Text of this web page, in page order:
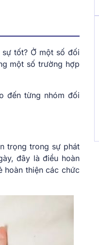
tốt? Ở một số đối
một số trường hợp
đến từng nhóm đối
trọng trong sự phát
đây là điều hoàn
hoàn thiện các chức